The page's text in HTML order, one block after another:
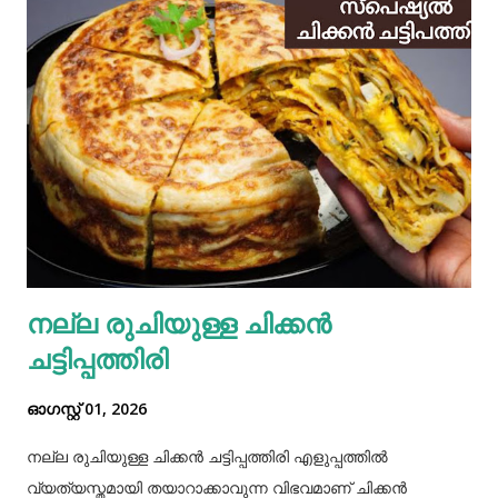
നല്ല രുചിയുള്ള ചിക്കൻ
ചട്ടിപ്പത്തിരി
ഓഗസ്റ്റ് 01, 2026
നല്ല രുചിയുള്ള ചിക്കൻ ചട്ടിപ്പത്തിരി എളുപ്പത്തിൽ
വ്യത്യസ്തമായി തയാറാക്കാവുന്ന വിഭവമാണ് ചിക്കൻ